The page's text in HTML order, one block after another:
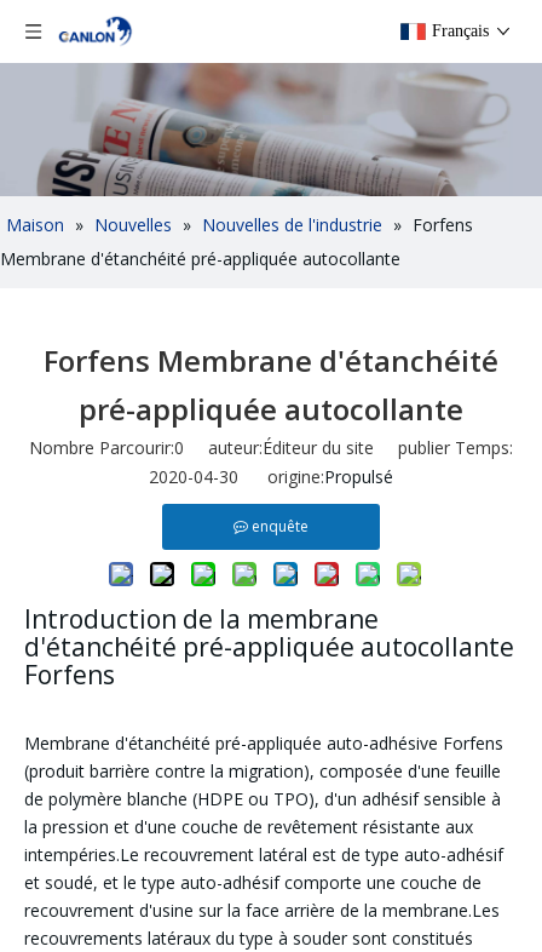
Français
Maison » Nouvelles » Nouvelles de l'industrie » Forfens
Membrane d'étanchéité pré-appliquée autocollante
Forfens Membrane d'étanchéité
pré-appliquée autocollante
Nombre Parcourir:0 auteur:Éditeur du site publier Temps:
2020-04-30 origine:Propulsé
enquête
Introduction de la membrane
d'étanchéité pré-appliquée autocollante
Forfens
Membrane d'étanchéité pré-appliquée auto-adhésive Forfens
(produit barrière contre la migration), composée d'une feuille
de polymère blanche (HDPE ou TPO), d'un adhésif sensible à
la pression et d'une couche de revêtement résistante aux
intempéries.Le recouvrement latéral est de type auto-adhésif
et soudé, et le type auto-adhésif comporte une couche de
recouvrement d'usine sur la face arrière de la membrane.Les
recouvrements latéraux du type à souder sont constitués